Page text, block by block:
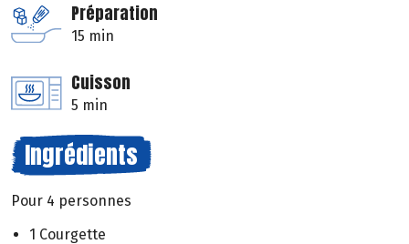
Préparation
15 min
Cuisson
5 min
Ingrédients
Pour 4 personnes
1 Courgette